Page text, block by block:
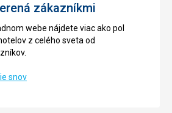
zákazníkmi
webe nájdete viac ako pol
z celého sveta od
snov